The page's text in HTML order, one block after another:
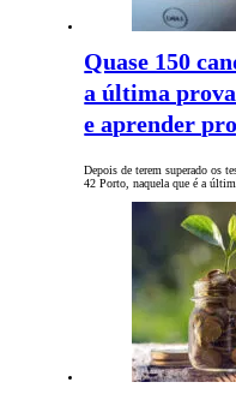
Quase 150
a última
e aprender
Depois de terem superado os
42 Porto, naquela que é a